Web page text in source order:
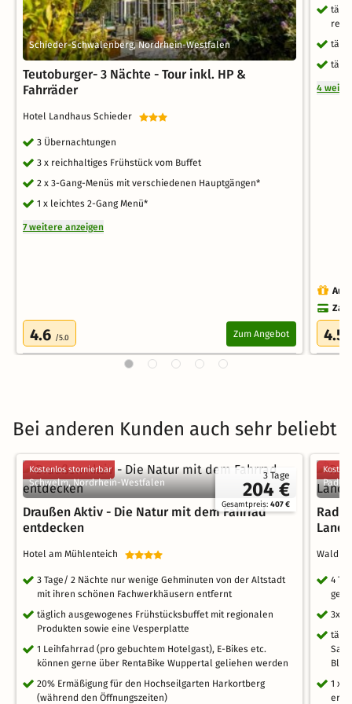
Schieder-Schwalenberg, Nordrhein-Westfalen
Teutoburger- 3 Nächte - Tour inkl. HP &
Fahrräder
Hotel Landhaus Schieder
3 Übernachtungen
3 x reichhaltiges Frühstück vom Buffet
2 x 3-Gang-Menüs mit verschiedenen Hauptgängen*
1 x leichtes 2-Gang Menü*
7 weitere anzeigen
4.6 /5.0 Zum Angebot
4
4.5
Bei anderen Kunden auch sehr beliebt
3 Tage
204 €
Gesamtpreis:407 €
Kostenlos stornierbar
Schwelm, Nordrhein-Westfalen
Draußen Aktiv - Die Natur mit dem Fahrrad
entdecken
Hotel am Mühlenteich
3 Tage/ 2 Nächte nur wenige Gehminuten von der Altstadt
mit ihren schönen Fachwerkhäusern entfernt
täglich ausgewogenes Frühstücksbuffet mit regionalen
Produkten sowie eine Vesperplatte
1 Leihfahrrad (pro gebuchtem Hotelgast), E-Bikes etc.
können gerne über RentaBike Wuppertal geliehen werden
20% Ermäßigung für den Hochseilgarten Harkortberg
(während den Öffnungszeiten)
Land
4
3x
1 x